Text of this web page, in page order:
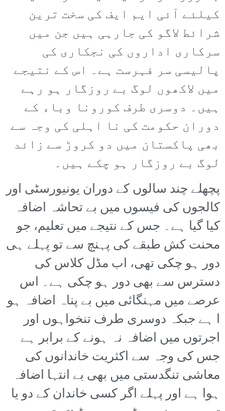
کیلئے آئی ایم ایف کی سخت ترین
شرائط لاگو کی جارہی ہیں جن میں
سرکاری اداروں کی نجکاری کی
پالیسی سر فہرست ہے۔ اس کے نتیجے
میں لاکھوں لوگ بے روزگار ہو رہے
ہیں۔ دوسری طرف کورونا وباء کے
دوران حکومت کی نا اہلی کی وجہ سے
بھی پاکستان میں دو کروڑ سے زائد
لوگ بے روزگار ہو چکے ہیں۔
پچھلے چند سالوں کے دوران یونیورسٹی اور
کالجوں کی فیسوں میں بے تحاشہ اضافہ
کیا گیا ہے۔ جس کے نتیجے میں تعلیم، جو
محنت کش طبقے کی پہنچ سے تو پہلے ہی
دور ہو چکی تھی، اب مڈل کلاس کی
دسترس سے بھی دور ہو چکی ہے۔ اس
عرصے میں مہنگائی میں بے پناہ اضافہ ہو
ا ہے جبکہ دوسری طرف تنخواہوں اور
اجرتوں میں اضافہ نہ ہونے کے برابر ہے
جس کی وجہ سے اکثریت خاندانوں کی
معاشی تنگدستی میں بھی بے انتہا اضافہ
ہوا ہے اور پہلے اگر کسی خاندان کے دو یا